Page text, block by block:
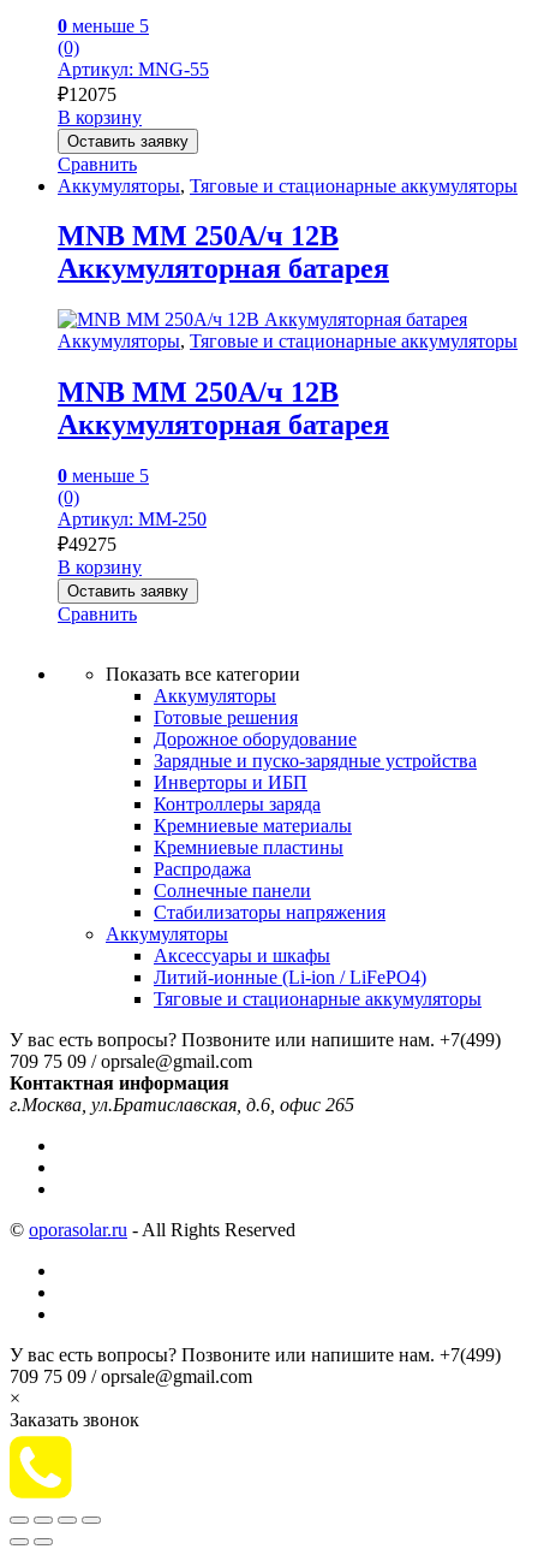
0 меньше 5
(0)
Артикул: MNG-55
₽12075
В корзину
Оставить заявку
Сравнить
Аккумуляторы, Тяговые и стационарные аккумуляторы
MNB MM 250А/ч 12В
Аккумуляторная батарея
Аккумуляторы, Тяговые и стационарные аккумуляторы
MNB MM 250А/ч 12В
Аккумуляторная батарея
0 меньше 5
(0)
Артикул: MM-250
₽49275
В корзину
Оставить заявку
Сравнить
Показать все категории
Аккумуляторы
Готовые решения
Дорожное оборудование
Зарядные и пуско-зарядные устройства
Инверторы и ИБП
Контроллеры заряда
Кремниевые материалы
Кремниевые пластины
Распродажа
Солнечные панели
Стабилизаторы напряжения
Аккумуляторы
Аксессуары и шкафы
Литий-ионные (Li-ion / LiFePO4)
Тяговые и стационарные аккумуляторы
У вас есть вопросы? Позвоните или напишите нам. +7(499)
709 75 09 / oprsale@gmail.com
Контактная информация
г.Москва, ул.Братиславская, д.6, офис 265
© oporasolar.ru - All Rights Reserved
У вас есть вопросы? Позвоните или напишите нам. +7(499)
709 75 09 / oprsale@gmail.com
×
Заказать звонок